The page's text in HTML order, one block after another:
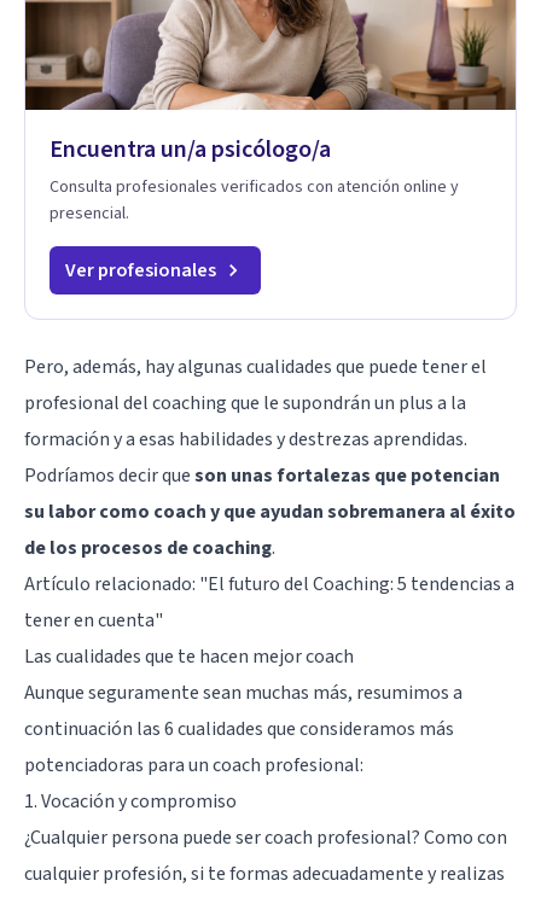
Encuentra un/a psicólogo/a
Consulta profesionales verificados con atención online y
presencial.
Ver profesionales
Pero, además, hay algunas cualidades que puede tener el
profesional del coaching que le supondrán un plus a la
formación y a esas habilidades y destrezas aprendidas.
Podríamos decir queson unas fortalezas que potencian
su labor como coach y que ayudan sobremanera al éxito
de los procesos de coaching.
Artículo relacionado: "El futuro del Coaching: 5 tendencias a
tener en cuenta"
Las cualidades que te hacen mejor coach
Aunque seguramente sean muchas más, resumimos a
continuación las 6 cualidades que consideramos más
potenciadoras para un coach profesional:
1. Vocación y compromiso
¿Cualquier persona puede ser coach profesional? Como con
cualquier profesión, si te formas adecuadamente y realizas